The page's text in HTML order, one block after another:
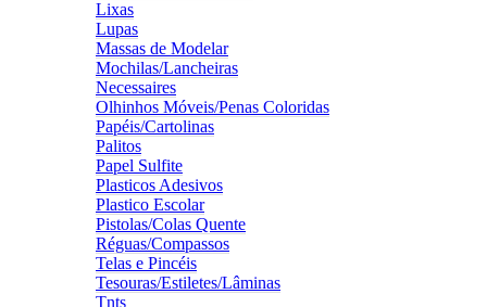
Lixas
Lupas
Massas de Modelar
Mochilas/Lancheiras
Necessaires
Olhinhos Móveis/Penas Coloridas
Papéis/Cartolinas
Palitos
Papel Sulfite
Plasticos Adesivos
Plastico Escolar
Pistolas/Colas Quente
Réguas/Compassos
Telas e Pincéis
Tesouras/Estiletes/Lâminas
Tnts